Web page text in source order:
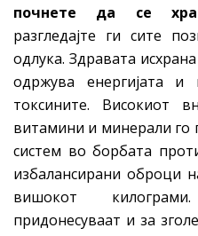
почнете да се
разгледајте ги сите
одлука. Здравата
одржува енергијата
токсините. Високиот
витамини и минерали
систем во борбата
избалансирани оброци
вишокот
придонесуваат и за